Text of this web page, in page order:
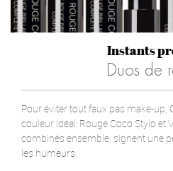
Instants
Duos de
Pour éviter tout faux pas make-up,
couleur idéal: Rouge Coco Stylo et
combinés ensemble, signent une
les humeurs.